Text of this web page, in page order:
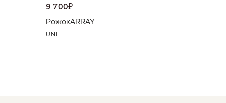
9 700₽
РожокARRAY
UNI